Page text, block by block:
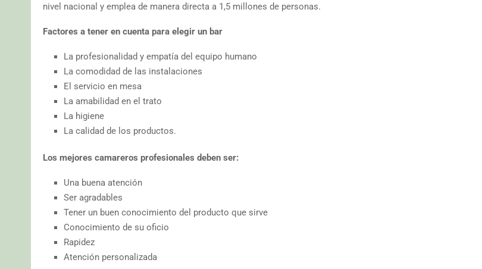
nivel nacional y emplea de manera directa a 1,5 millones de personas.
Factores a tener en cuenta para elegir un bar
La profesionalidad y empatía del equipo humano
La comodidad de las instalaciones
El servicio en mesa
La amabilidad en el trato
La higiene
La calidad de los productos.
Los mejores camareros profesionales deben ser:
Una buena atención
Ser agradables
Tener un buen conocimiento del producto que sirve
Conocimiento de su oficio
Rapidez
Atención personalizada